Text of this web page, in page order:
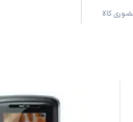
کالا